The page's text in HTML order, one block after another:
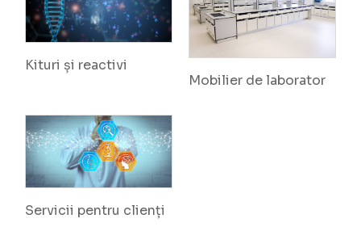
Kituri și reactivi
Mobilier de laborator
Servicii pentru clienți